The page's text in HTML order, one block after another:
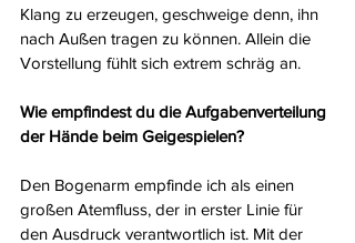
Klang zu erzeugen, geschweige denn, ihn
nach Außen tragen zu können. Allein die
Vorstellung fühlt sich extrem schräg an.
Wie empfindest du die Aufgabenverteilung
der Hände beim Geigespielen?
Den Bogenarm empfinde ich als einen
großen Atemfluss, der in erster Linie für
den Ausdruck verantwortlich ist. Mit der